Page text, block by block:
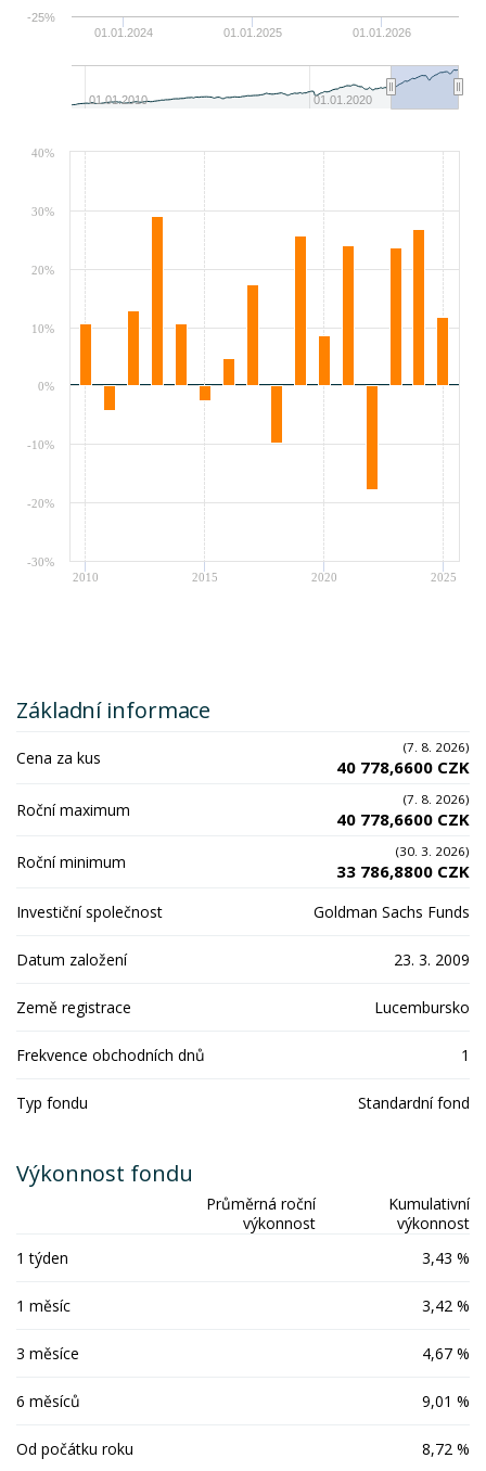
01.01.2024 01.01.2025 01.01.2026
01.01.2010 01.01.2020
-25%
2010 2015 2020 2025
-30%
-20%
-10%
0%
10%
20%
30%
40%
Základní informace
Cena za kus (7. 8. 2026)
40 778,6600 CZK
Roční maximum (7. 8. 2026)
40 778,6600 CZK
Roční minimum (30. 3. 2026)
33 786,8800 CZK
Investiční společnost Goldman Sachs Funds
Datum založení 23. 3. 2009
Země registrace Lucembursko
Frekvence obchodních dnů 1
Typ fondu Standardní fond
Výkonnost fondu
Průměrná roční
výkonnost
Kumulativní
výkonnost
1 týden
3,43 %
1 měsíc 3,42 %
3 měsíce 4,67 %
6 měsíců 9,01 %
Od počátku roku 8,72 %